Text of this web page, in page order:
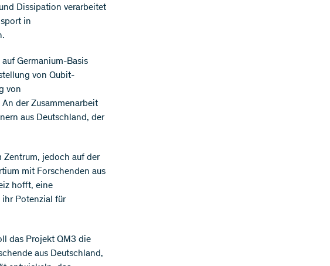
Dissipation verarbeitet
in
Germanium-Basis
von Qubit-
von
der Zusammenarbeit
aus Deutschland, der
Zentrum, jedoch auf der
mit Forschenden aus
hofft, eine
ihr Potenzial für
das Projekt QM3 die
aus Deutschland,